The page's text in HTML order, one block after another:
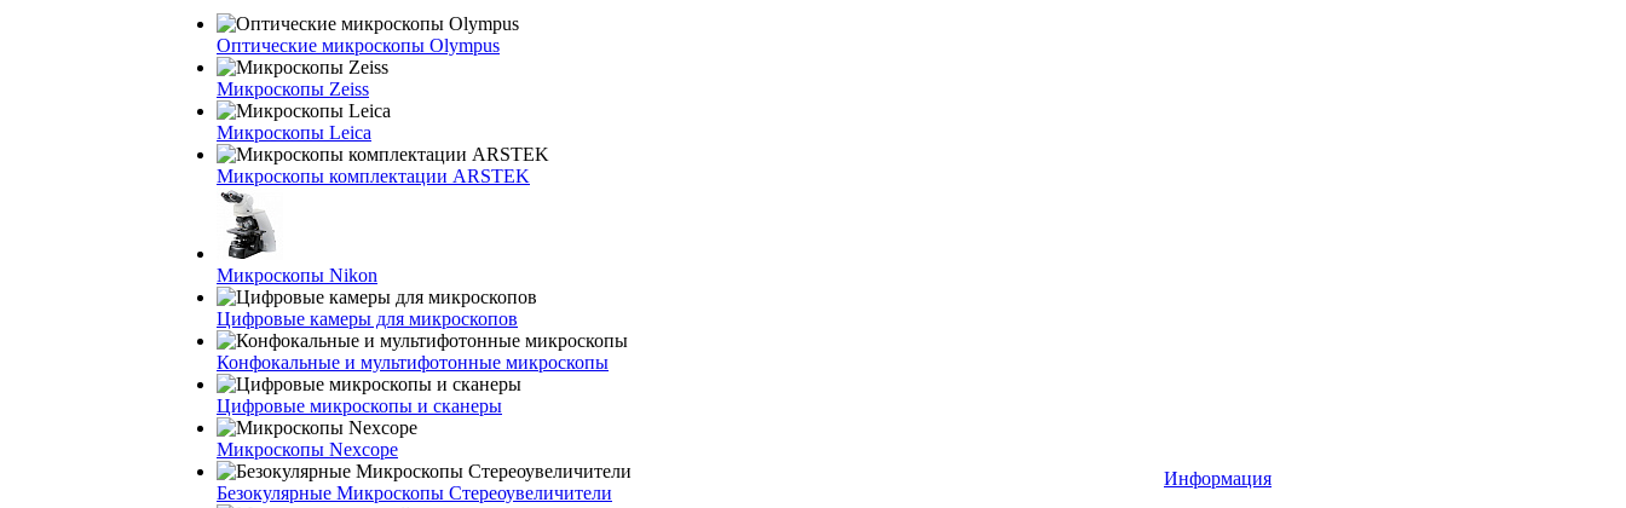
Оптические микроскопы Olympus
Микроскопы Zeiss
Микроскопы Leica
Микроскопы комплектации ARSTEK
Микроскопы Nikon
Цифровые камеры для микроскопов
Конфокальные и мультифотонные микроскопы
Цифровые микроскопы и сканеры
Микроскопы Nexcope
Безокулярные Микроскопы Стереоувеличители
Информация